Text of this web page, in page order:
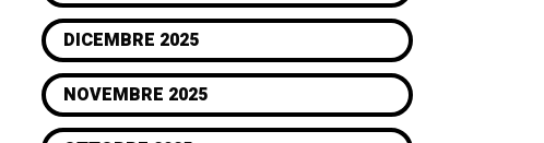
DICEMBRE 2025
NOVEMBRE 2025